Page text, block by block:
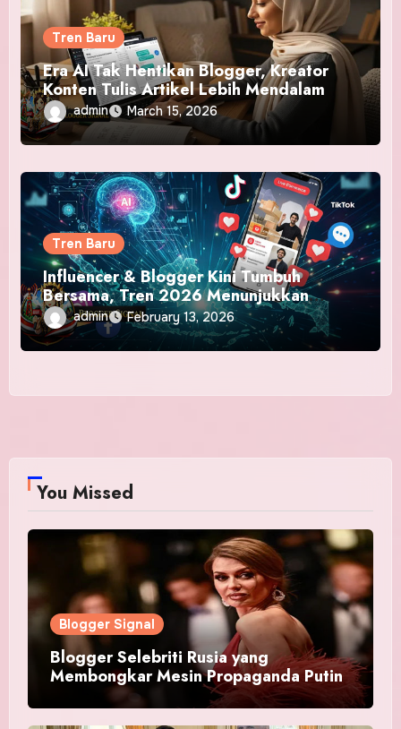
Tren Baru
Era AI Tak Hentikan Blogger, Kreator
Konten Tulis Artikel Lebih Mendalam
admin March 15, 2026
Tren Baru
Influencer & Blogger Kini Tumbuh
Bersama, Tren 2026 Menunjukkan
Kolaborasi Konten Digital Berpengaruh
admin February 13, 2026
You Missed
Blogger Signal
Blogger Selebriti Rusia yang
Membongkar Mesin Propaganda Putin